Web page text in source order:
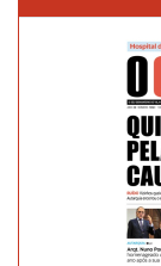
Avintes
abre
este
sábado